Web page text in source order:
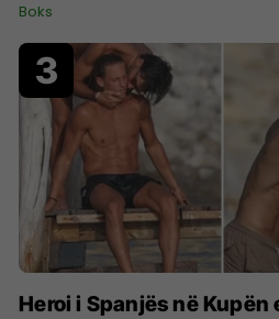
Boks
Heroi i Spanjës në Kupën